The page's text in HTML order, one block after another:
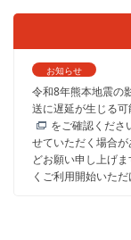
お知らせ
令和8年熊本地震の
送に遅延が生じる
をご確認くださ
せていただく場合
どお願い申し上げ
くご利用開始いただ